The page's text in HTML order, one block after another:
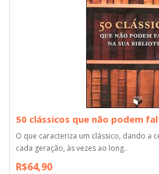
50 clássicos que não podem
O que caracteriza um clássico, dando a
cada geração, às vezes ao long..
R$64,90